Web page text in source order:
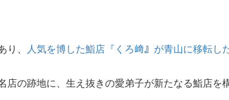
、 人気を博した鮨店『くろ﨑』が青山に移転した
店の跡地に、生え抜きの愛弟子が新たなる鮨店を